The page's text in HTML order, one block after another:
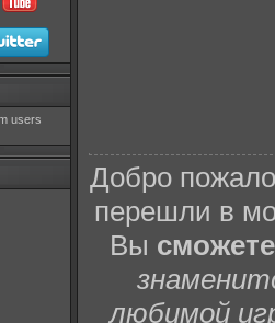
users
Добро
перешли в
Вы
любимой